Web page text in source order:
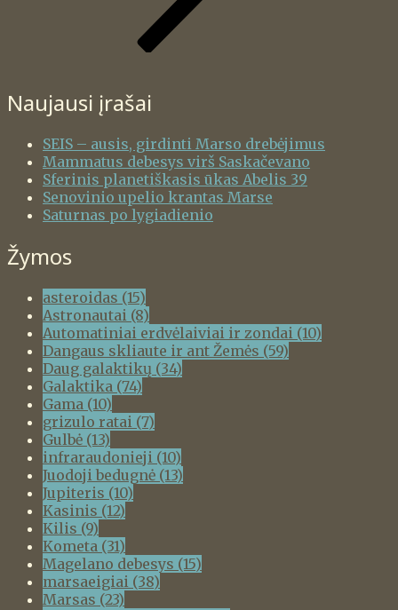
Naujausi įrašai
SEIS – ausis, girdinti Marso drebėjimus
Mammatus debesys virš Saskačevano
Sferinis planetiškasis ūkas Abelis 39
Senovinio upelio krantas Marse
Saturnas po lygiadienio
Žymos
asteroidas (15)
Astronautai (8)
Automatiniai erdvėlaiviai ir zondai (10)
Dangaus skliaute ir ant Žemės (59)
Daug galaktikų (34)
Galaktika (74)
Gama (10)
grizulo ratai (7)
Gulbė (13)
infraraudonieji (10)
Juodoji bedugnė (13)
Jupiteris (10)
Kasinis (12)
Kilis (9)
Kometa (31)
Magelano debesys (15)
marsaeigiai (38)
Marsas (23)